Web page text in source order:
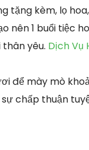
tặng kèm, lọ
nên 1 buổi tiệc
yêu. Dịch Vụ
để mày mò
chấp thuận